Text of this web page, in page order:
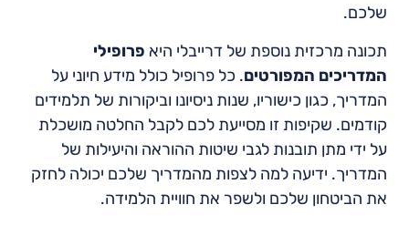
שלכם.
תכונה מרכזית נוספת של דרייבלי היא פרופילי
המדריכים המפורטים. כל פרופיל כולל מידע חיוני על
המדריך, כגון כישוריו, שנות ניסיונו וביקורות של תלמידים
קודמים. שקיפות זו מסייעת לכם לקבל החלטה מושכלת
על ידי מתן תובנות לגבי שיטות ההוראה והיעילות של
המדריך. ידיעה למה לצפות מהמדריך שלכם יכולה לחזק
את הביטחון שלכם ולשפר את חוויית הלמידה.